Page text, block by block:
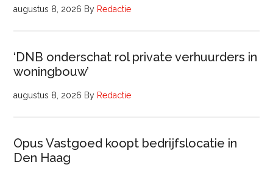
augustus 8, 2026 By Redactie
‘DNB onderschat rol private verhuurders in
woningbouw’
augustus 8, 2026 By Redactie
Opus Vastgoed koopt bedrijfslocatie in
Den Haag